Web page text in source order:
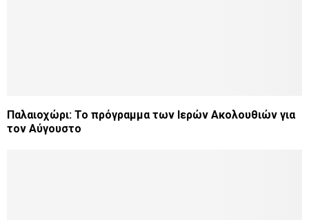
Παλαιοχώρι: Το πρόγραμμα των Ιερών Ακολουθιών για
τον Αύγουστο